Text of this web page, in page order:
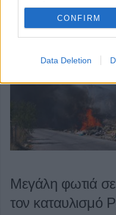
CONFIRM
Data Deletion
Μεγάλη φωτιά
τον καταυλισμό